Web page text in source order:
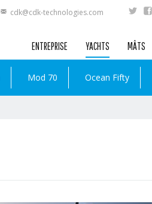
cdk@cdk-technologies.com
ENTREPRISE YACHTS MÂTS
Mod 70 Ocean Fifty